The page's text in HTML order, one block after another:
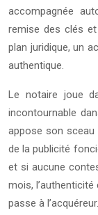
accompagnée
remise des clés et
plan juridique, un
authentique.
Le notaire joue
incontournable
appose son
de la publicité
et si aucune
mois,
passe à l’acquéreur.